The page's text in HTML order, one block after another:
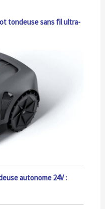
tondeuse sans fil ultra-
autonome 24V :